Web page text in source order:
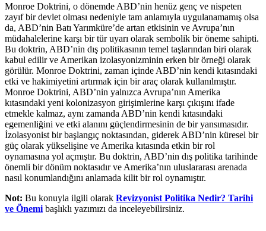
Monroe Doktrini, o dönemde ABD’nin henüz genç ve nispeten
zayıf bir devlet olması nedeniyle tam anlamıyla uygulanamamış olsa
da, ABD’nin Batı Yarımküre’de artan etkisinin ve Avrupa’nın
müdahalelerine karşı bir tür uyarı olarak sembolik bir öneme sahipti.
Bu doktrin, ABD’nin dış politikasının temel taşlarından biri olarak
kabul edilir ve Amerikan izolasyonizminin erken bir örneği olarak
görülür. Monroe Doktrini, zaman içinde ABD’nin kendi kıtasındaki
etki ve hakimiyetini artırmak için bir araç olarak kullanılmıştır.
Monroe Doktrini, ABD’nin yalnızca Avrupa’nın Amerika
kıtasındaki yeni kolonizasyon girişimlerine karşı çıkışını ifade
etmekle kalmaz, aynı zamanda ABD’nin kendi kıtasındaki
egemenliğini ve etki alanını güçlendirmesinin de bir yansımasıdır.
İzolasyonist bir başlangıç noktasından, giderek ABD’nin küresel bir
güç olarak yükselişine ve Amerika kıtasında etkin bir rol
oynamasına yol açmıştır. Bu doktrin, ABD’nin dış politika tarihinde
önemli bir dönüm noktasıdır ve Amerika’nın uluslararası arenada
nasıl konumlandığını anlamada kilit bir rol oynamıştır.
Not: Bu konuyla ilgili olarak Revizyonist Politika Nedir? Tarihi
ve Önemi başlıklı yazımızı da inceleyebilirsiniz.